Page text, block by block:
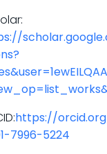
https://
7996-5224